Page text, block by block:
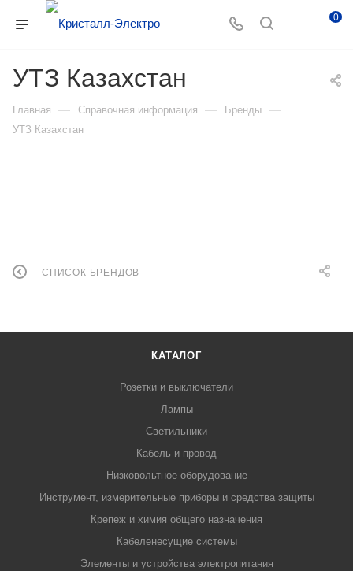
0
УТЗ Казахстан
Главная — Справочная информация — Бренды —
УТЗ Казахстан
СПИСОК БРЕНДОВ
КАТАЛОГ
Розетки и выключатели
Лампы
Светильники
Кабель и провод
Низковольтное оборудование
Инструмент, измерительные приборы и средства защиты
Крепеж и химия общего назначения
Кабеленесущие системы
Элементы и устройства электропитания